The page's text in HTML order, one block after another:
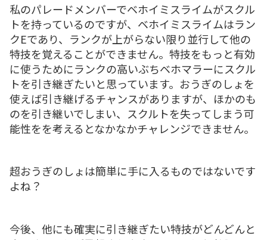
私のパレードメンバーでベホイミスライムがスクル
トを持っているのですが、ベホイミスライムはラン
クEであり、ランクが上がらない限り並行して他の
特技を覚えることができません。特技をもっと有効
に使うためにランクの高いぶちベホマラーにスクル
トを引き継ぎたいと思っています。おうぎのしょを
使えば引き継げるチャンスがありますが、ほかのも
のを引き継いでしまい、スクルトを失ってしまう可
能性をを考えるとなかなかチャレンジできません。
超おうぎのしょは簡単に手に入るものではないです
よね？
今後、他にも確実に引き継ぎたい特技がどんどんと